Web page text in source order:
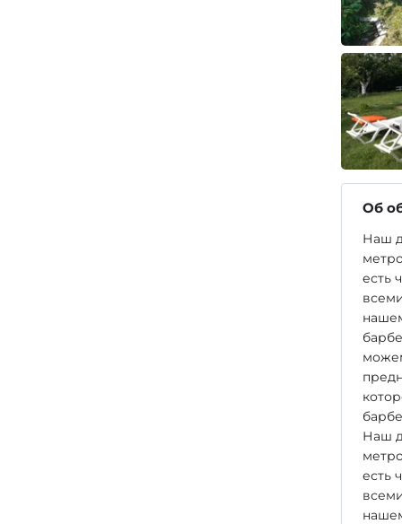
Об
Наш
есть
Наш
есть